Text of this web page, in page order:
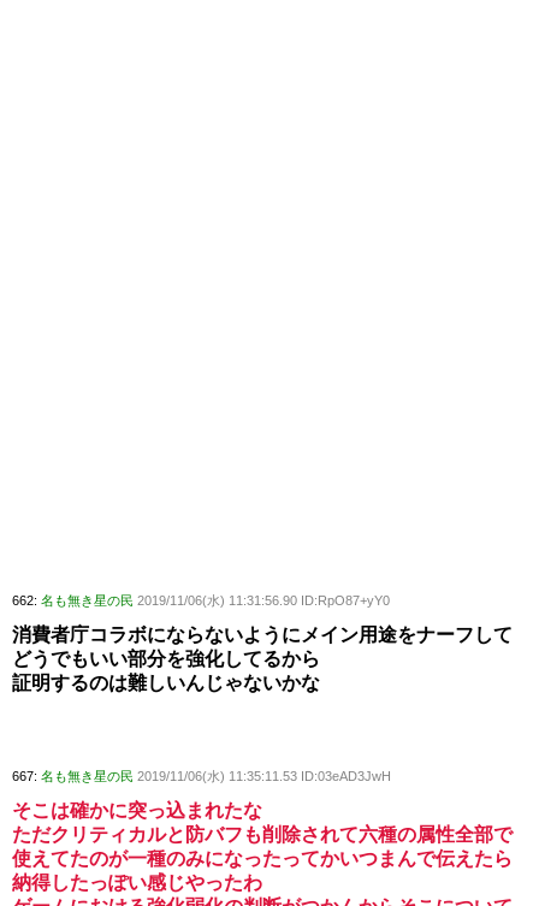
662: 名も無き星の民 2019/11/06(水) 11:31:56.90 ID:RpO87+yY0
消費者庁コラボにならないようにメイン用途をナーフして
どうでもいい部分を強化してるから
証明するのは難しいんじゃないかな
667: 名も無き星の民 2019/11/06(水) 11:35:11.53 ID:03eAD3JwH
そこは確かに突っ込まれたな
ただクリティカルと防バフも削除されて六種の属性全部で
使えてたのが一種のみになったってかいつまんで伝えたら
納得したっぽい感じやったわ